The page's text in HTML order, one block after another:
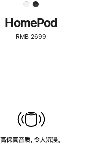
HomePod
RMB 2699
高保真音质，令人沉浸。